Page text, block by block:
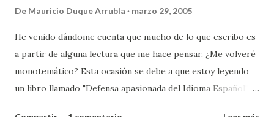
oportunidad de verlos dos o tres veces (aunque es difícil
apariciones de ciclos diferentes, setenta y pico años de
diferencia). Hace 26 años, cuando tuvimos en pocas semanas
la oportunidad de conocer la elección de dos papas, vimos
una cobertura de medios completamente diferente a lo que
De Mauricio Duque Arrubla marzo 29, 2005
He venido dándome cuenta que mucho de lo que escribo es
a partir de alguna lectura que me hace pensar. ¿Me volveré
monotemático? Esta ocasión se debe a que estoy leyendo
un libro llamado "Defensa apasionada del Idioma Español"